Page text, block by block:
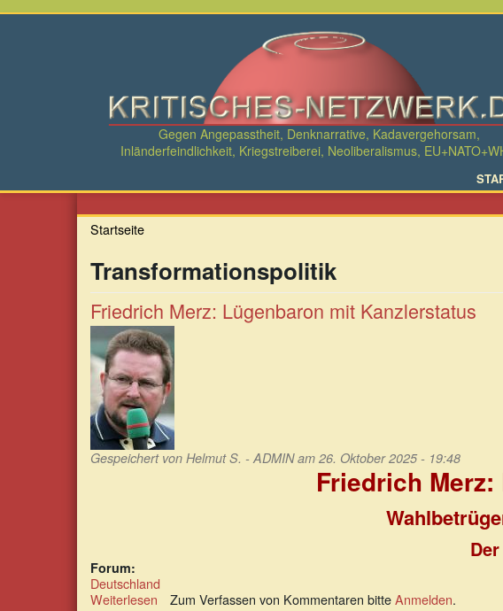
Direkt
Gegen Angepasstheit, Denknarrative, Kadavergehorsam,
Inländerfeindlichkeit, Kriegstreiberei, Neoliberalismus,
Startseite
Transformationspolitik
Friedrich Merz: Lügenbaron mit Kanzlerstatus
Gespeichert von Helmut S. - ADMINam 26. Oktober 2025 - 19:48
Friedrich Merz:
Forum:
Deutschland
Weiterlesen über
Zum Verfassen von Kommentaren bitteAnmelden.